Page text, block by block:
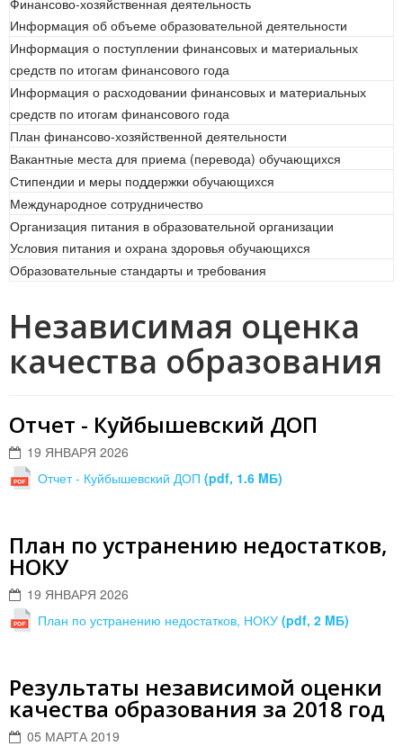
Финансово-хозяйственная деятельность
Информация об объеме образовательной деятельности
Информация о поступлении финансовых и материальных
средств по итогам финансового года
Информация о расходовании финансовых и материальных
средств по итогам финансового года
План финансово-хозяйственной деятельности
Вакантные места для приема (перевода) обучающихся
Стипендии и меры поддержки обучающихся
Международное сотрудничество
Организация питания в образовательной организации
Условия питания и охрана здоровья обучающихся
Образовательные стандарты и требования
Независимая оценка
качества образования
Отчет - Куйбышевский ДОП
19 ЯНВАРЯ 2026
Отчет - Куйбышевский ДОП (pdf, 1.6 MБ)
План по устранению недостатков,
НОКУ
19 ЯНВАРЯ 2026
План по устранению недостатков, НОКУ (pdf, 2 MБ)
Результаты независимой оценки
качества образования за 2018 год
05 МАРТА 2019